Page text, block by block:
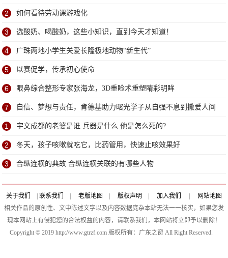
2 如何看待劳动课游戏化
3 选酸奶、喝酸奶，这些小知识，直到今天才知道！
4 广珠两地小学生关爱长隆极地动物“新生代”
5 以赛促学，传承初心使命
6 眼鼻综合整形专家张海龙，3D重睑术重塑睛彩明眸
7 自信、梦想与责任，肯德基助力曙光学子从自强不息到撒爱人间
1 宇文成都的老婆是谁 兵器是什么 他是怎么死的?
2 冬天，孩子咳嗽就吃它，比药管用，快速止咳效果好
3 合纵连横的典故 合纵连横关联的有哪些人物
关于我们 联系我们 老版地图 版权声明 加入我们
网站地图
相关作品的原创性、文中陈述文字以及内容数据庞杂本站无法一一核实，如果您发
现本网站上有侵犯您的合法权益的内容，请联系我们，本网站将立即予以删除！
Copyright © 2019 http://www.gtrzf.com 版权所有：广东之窗 All Right Reserved.